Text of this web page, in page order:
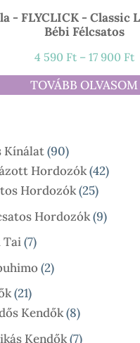
- FLYCLICK - Classic
Bébi Félcsatos
4 590 Ft – 17 900 Ft
4
TOVÁBB OLVASOM
Kínálat 9090
Termék
Hordozók 4242
Hordozók 2525
Termék
Hordozók 99
Tai 77
Termék
22
2121
Termék
Kendők 88
Termék
Kendők 77